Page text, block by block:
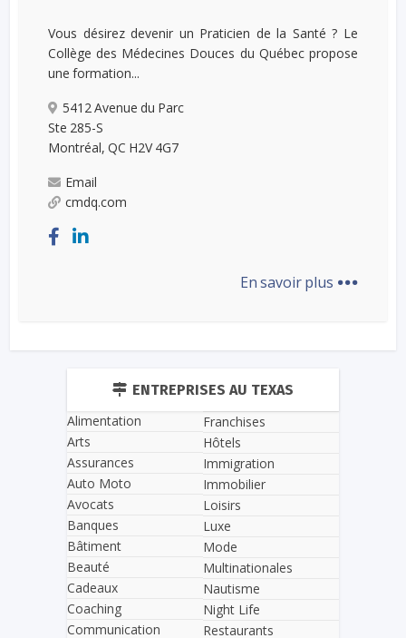
Vous désirez devenir un Praticien de la Santé ? Le
Collège des Médecines Douces du Québec propose
une formation...
5412 Avenue du Parc
Ste 285-S
Montréal, QC H2V 4G7
Email
cmdq.com
En savoir plus ...
ENTREPRISES AU TEXAS
Alimentation
Arts
Assurances
Auto Moto
Avocats
Banques
Bâtiment
Beauté
Cadeaux
Coaching
Communication
Franchises
Hôtels
Immigration
Immobilier
Loisirs
Luxe
Mode
Multinationales
Nautisme
Night Life
Restaurants